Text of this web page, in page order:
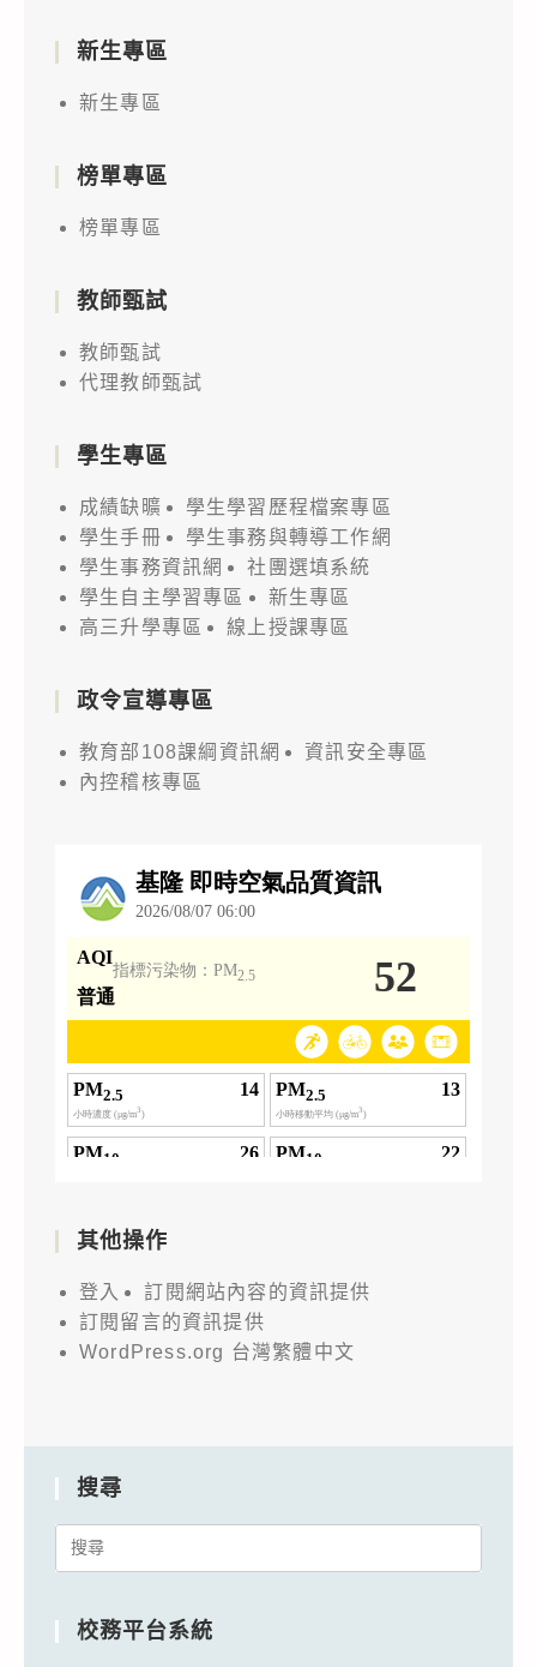
新生專區
新生專區
榜單專區
榜單專區
教師甄試
教師甄試
代理教師甄試
學生專區
成績缺曠
學生學習歷程檔案專區
學生手冊
學生事務與轉導工作網
學生事務資訊網
社團選填系統
學生自主學習專區
新生專區
高三升學專區
線上授課專區
政令宣導專區
教育部108課綱資訊網
資訊安全專區
內控稽核專區
其他操作
登入
訂閱網站內容的資訊提供
訂閱留言的資訊提供
WordPress.org 台灣繁體中文
搜尋
Search
校務平台系統